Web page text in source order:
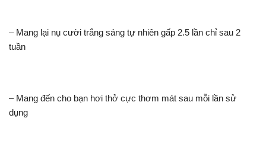
– Mang lại nụ cười trắng sáng tự nhiên gấp 2.5 lần chỉ sau 2
tuần
– Mang đến cho bạn hơi thở cực thơm mát sau mỗi lần sử
dụng